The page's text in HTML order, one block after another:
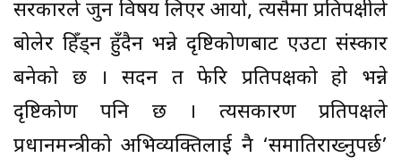
सरकारले जुन विषय लिएर आयो, त्यसैमा प्रतिपक्षीले
बोलेर हिँड्न हुँदैन भन्ने दृष्टिकोणबाट एउटा संस्कार
बनेको छ । सदन त फेरि प्रतिपक्षको हो भन्ने
दृष्टिकोण पनि छ । त्यसकारण प्रतिपक्षले
प्रधानमन्त्रीको अभिव्यक्तिलाई नै ‘समातिराख्नुपर्छ’